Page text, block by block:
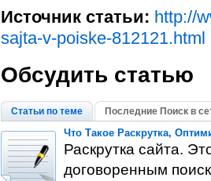
Источник статьи: http://
sajta-v-poiske-812121.html
Обсудить статью
Статьи по теме Последние Поиск в
Что Такое Раскрутка,
Раскрутка сайта.
договоренным